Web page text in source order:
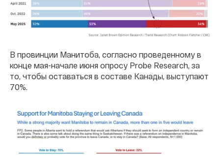
В провинции Манитоба, согласно проведенному в
конце мая-начале июня опросу Probe Research, за
то, чтобы оставаться в составе Канады, выступают
70%.